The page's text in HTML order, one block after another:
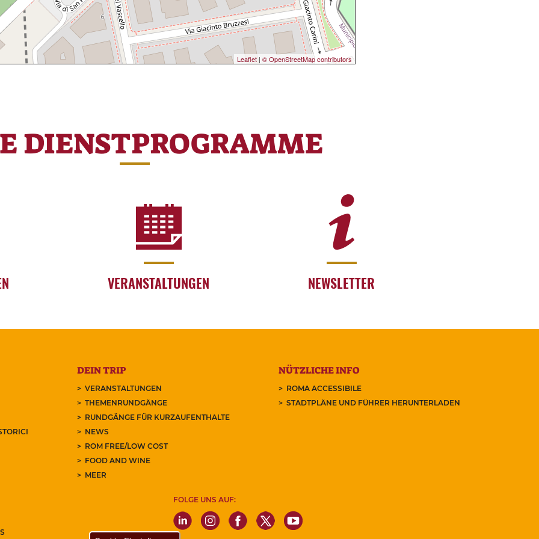
Leaflet | © OpenStreetMap contributors
DIENSTPROGRAMME
VERANSTALTUNGEN NEWSLETTER
DEIN TRIP
VERANSTALTUNGEN
THEMENRUNDGÄNGE
RUNDGÄNGE FÜR KURZAUFENTHALTE
NEWS
ROM FREE/LOW COST
FOOD AND WINE
MEER
NÜTZLICHE INFO
ROMA ACCESSIBILE
STADTPLÄNE UND FÜHRER HERUNTERLADEN
FOLGE UNS AUF: